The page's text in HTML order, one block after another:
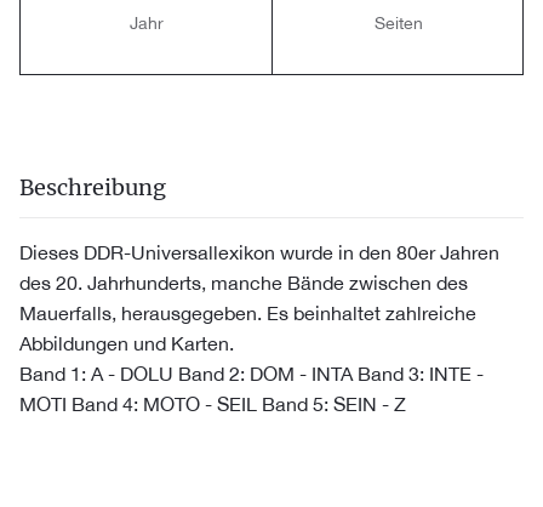
Jahr Seiten
Beschreibung
Dieses DDR-Universallexikon wurde in den 80er Jahren
des 20. Jahrhunderts, manche Bände zwischen des
Mauerfalls, herausgegeben. Es beinhaltet zahlreiche
Abbildungen und Karten.
Band 1: A - DOLU Band 2: DOM - INTA Band 3: INTE -
MOTI Band 4: MOTO - SEIL Band 5: SEIN - Z